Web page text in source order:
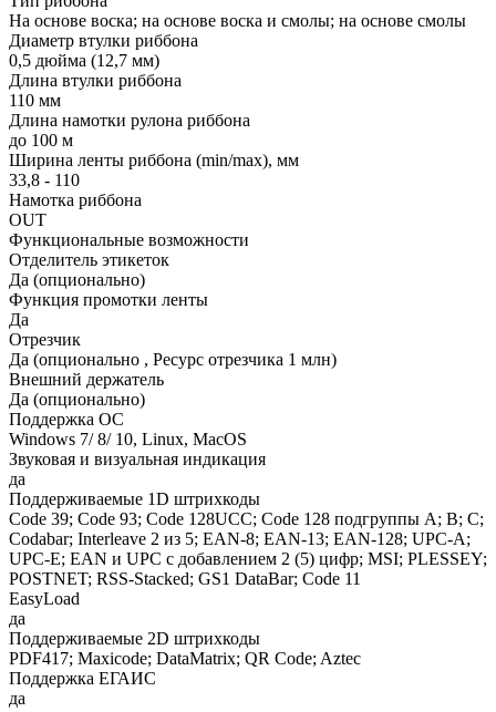
На основе воска; на основе воска и смолы; на основе смолы
Диаметр втулки риббона
0,5 дюйма (12,7 мм)
Длина втулки риббона
110 мм
Длина намотки рулона риббона
до 100 м
Ширина ленты риббона (min/max), мм
33,8 - 110
Намотка риббона
OUT
Функциональные возможности
Отделитель этикеток
Да (опционально)
Функция промотки ленты
Да
Отрезчик
Да (опционально , Ресурс отрезчика 1 млн)
Внешний держатель
Да (опционально)
Поддержка ОС
Windows 7/ 8/ 10, Linux, MacOS
Звуковая и визуальная индикация
да
Поддерживаемые 1D штрихкоды
Code 39; Code 93; Code 128UCC; Code 128 подгруппы A; B; C;
Codabar; Interleave 2 из 5; EAN-8; EAN-13; EAN-128; UPC-A;
UPC-E; EAN и UPC с добавлением 2 (5) цифр; MSI; PLESSEY;
POSTNET; RSS-Stacked; GS1 DataBar; Code 11
EasyLoad
да
Поддерживаемые 2D штрихкоды
PDF417; Maxicode; DataMatrix; QR Code; Aztec
Поддержка ЕГАИС
да